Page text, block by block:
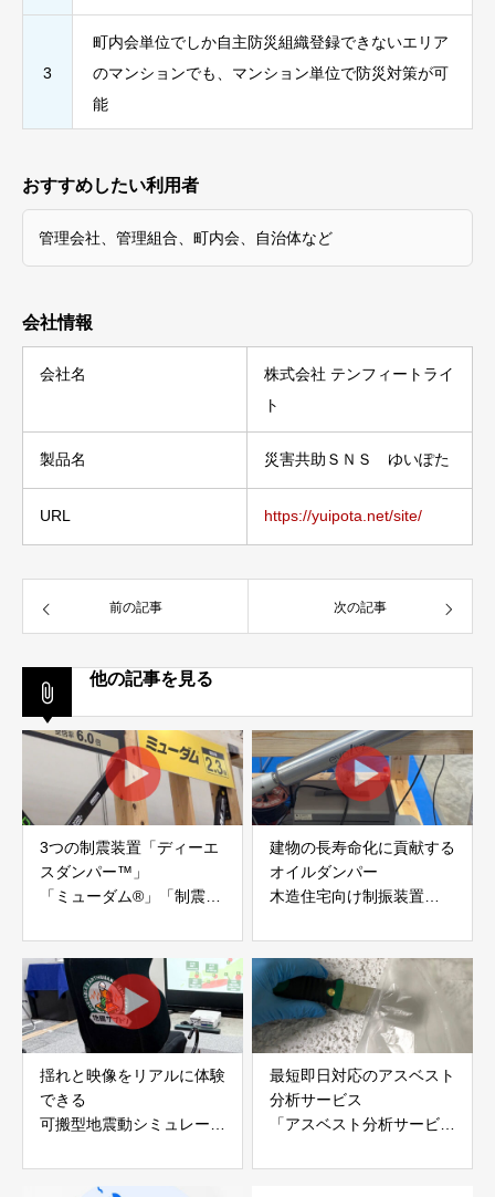
3
町内会単位でしか自主防災組織登録できないエリア
のマンションでも、マンション単位で防災対策が可
能
おすすめしたい利用者
管理会社、管理組合、町内会、自治体など
会社情報
会社名
株式会社 テンフィートライ
ト
製品名 災害共助ＳＮＳ ゆいぽた
URL https://yuipota.net/site/
前の記事 次の記事
他の記事を見る
3つの制震装置「ディーエ
スダンパー™」
「ミューダム®」「制震テ
アイディールブレーン株式
会社
建物の長寿命化に貢献する
オイルダンパー
木造住宅向け制振装置
株式会社evoltz
揺れと映像をリアルに体験
できる
可搬型地震動シミュレータ
白山工業株式会社
最短即日対応のアスベスト
分析サービス
「アスベスト分析サービ